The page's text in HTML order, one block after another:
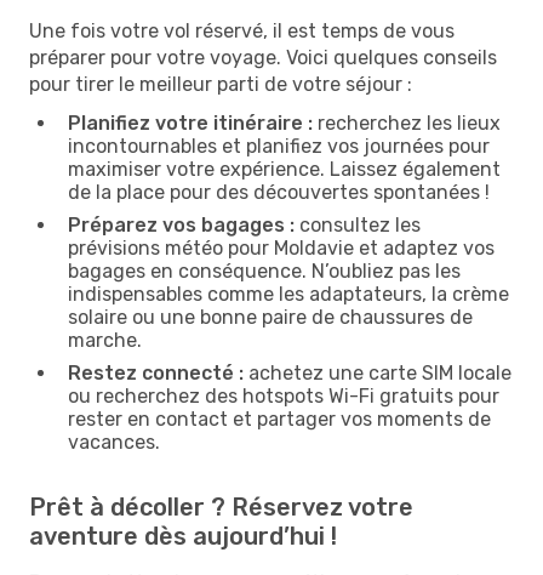
Une fois votre vol réservé, il est temps de vous
préparer pour votre voyage. Voici quelques conseils
pour tirer le meilleur parti de votre séjour :
Planifiez votre itinéraire : recherchez les lieux
incontournables et planifiez vos journées pour
maximiser votre expérience. Laissez également
de la place pour des découvertes spontanées !
Préparez vos bagages : consultez les
prévisions météo pour Moldavie et adaptez vos
bagages en conséquence. N’oubliez pas les
indispensables comme les adaptateurs, la crème
solaire ou une bonne paire de chaussures de
marche.
Restez connecté : achetez une carte SIM locale
ou recherchez des hotspots Wi-Fi gratuits pour
rester en contact et partager vos moments de
vacances.
Prêt à décoller ? Réservez votre
aventure dès aujourd’hui !